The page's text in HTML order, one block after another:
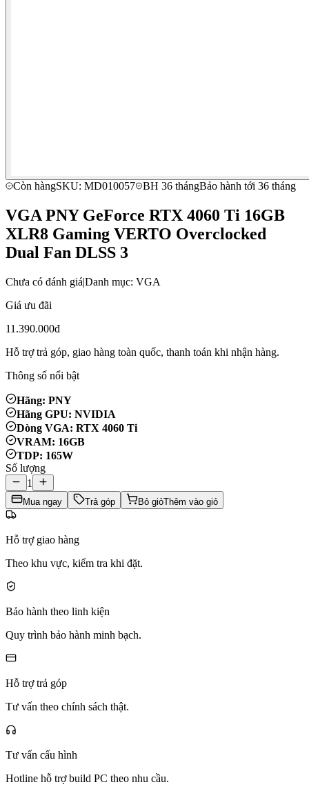
Còn hàngSKU: MD010057 BH 36 thángBảo hành tới 36 tháng
VGA PNY GeForce RTX 4060 Ti 16GB
XLR8 Gaming VERTO Overclocked
Dual Fan DLSS 3
Chưa có đánh giá|Danh mục: VGA
Giá ưu đãi
11.390.000đ
Hỗ trợ trả góp, giao hàng toàn quốc, thanh toán khi nhận hàng.
Thông số nổi bật
Hãng: PNY
Hãng GPU: NVIDIA
Dòng VGA: RTX 4060 Ti
VRAM: 16GB
TDP: 165W
Số lượng
1
Mua ngay Trả góp Bỏ giỏThêm vào giỏ
Hỗ trợ giao hàng
Theo khu vực, kiểm tra khi đặt.
Bảo hành theo linh kiện
Quy trình bảo hành minh bạch.
Hỗ trợ trả góp
Tư vấn theo chính sách thật.
Tư vấn cấu hình
Hotline hỗ trợ build PC theo nhu cầu.